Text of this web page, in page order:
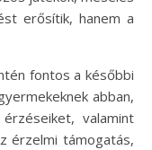
erősítik, hanem a
fontos a későbbi
abban,
valamint
érzelmi támogatás,